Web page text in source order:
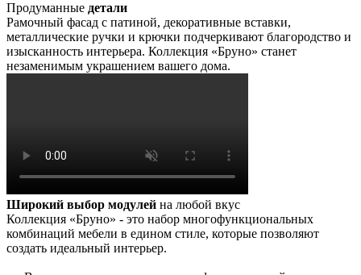
Продуманные детали
Рамочный фасад с патиной, декоративные вставки,
металлические ручки и крючки подчеркивают благородство и
изысканность интерьера. Коллекция «Бруно» станет
незаменимым украшением вашего дома.
Широкий выбор модулей на любой вкус
Коллекция «Бруно» - это набор многофункциональных
комбинаций мебели в едином стиле, которые позволяют
создать идеальный интерьер.